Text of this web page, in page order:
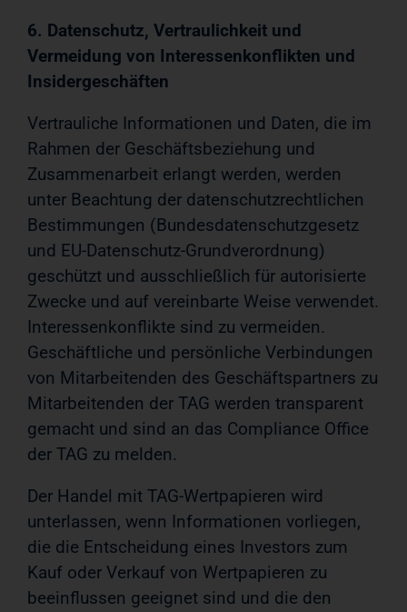
6. Datenschutz, Vertraulichkeit und
Vermeidung von Interessenkonflikten und
Insidergeschäften
Vertrauliche Informationen und Daten, die im
Rahmen der Geschäftsbeziehung und
Zusammenarbeit erlangt werden, werden
unter Beachtung der datenschutzrechtlichen
Bestimmungen (Bundesdatenschutzgesetz
und EU-Datenschutz-Grundverordnung)
geschützt und ausschließlich für autorisierte
Zwecke und auf vereinbarte Weise verwendet.
Interessenkonflikte sind zu vermeiden.
Geschäftliche und persönliche Verbindungen
von Mitarbeitenden des Geschäftspartners zu
Mitarbeitenden der TAG werden transparent
gemacht und sind an das Compliance Office
der TAG zu melden.
Der Handel mit TAG-Wertpapieren wird
unterlassen, wenn Informationen vorliegen,
die die Entscheidung eines Investors zum
Kauf oder Verkauf von Wertpapieren zu
beeinflussen geeignet sind und die den